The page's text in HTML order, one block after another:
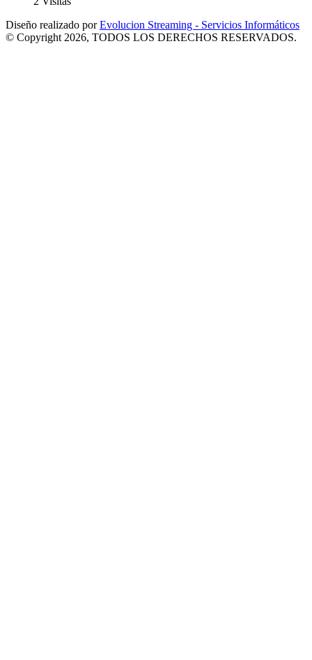
Diseño realizado porEvolucion Streaming - Servicios Informáticos
© Copyright 2026, TODOS LOS DERECHOS RESERVADOS.